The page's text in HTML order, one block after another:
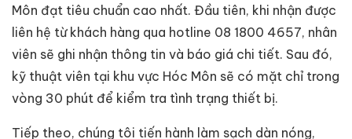
Môn đạt tiêu chuẩn cao nhất. Đầu tiên, khi nhận được
liên hệ từ khách hàng qua hotline 08 1800 4657, nhân
viên sẽ ghi nhận thông tin và báo giá chi tiết. Sau đó,
kỹ thuật viên tại khu vực Hóc Môn sẽ có mặt chỉ trong
vòng 30 phút để kiểm tra tình trạng thiết bị.
Tiếp theo, chúng tôi tiến hành làm sạch dàn nóng,